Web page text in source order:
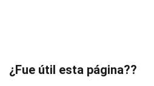
¿Fue útil esta página??